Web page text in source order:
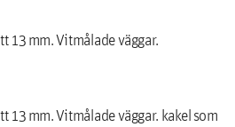
13 mm. Vitmålade väggar.
13 mm. Vitmålade väggar. kakel som